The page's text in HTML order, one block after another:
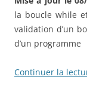
la boucle while
validation d’un
d’un programme
Continuer la